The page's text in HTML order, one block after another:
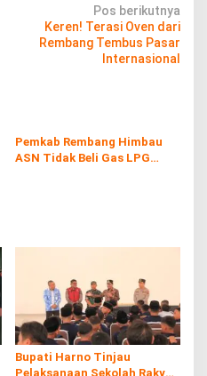
Pos berikutnya
Keren! Terasi Oven dari
Rembang Tembus Pasar
Internasional
Pemkab Rembang Himbau
ASN Tidak Beli Gas LPG
Bupati Harno Tinjau
Pelaksanaan Sekolah Rakyat